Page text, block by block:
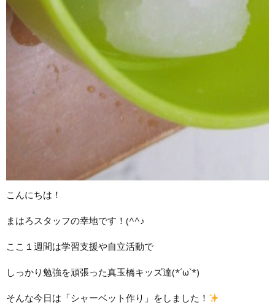
こんにちは！
まはろスタッフの幸地です！(^^♪
ここ１週間は学習支援や自立活動で
しっかり勉強を頑張った真玉橋キッズ達(*´ω`*)
そんな今日は「シャーベット作り」をしました！